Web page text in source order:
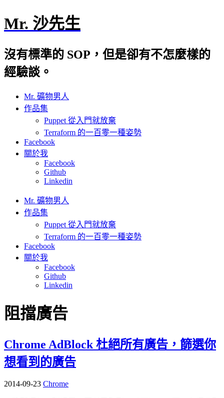
Mr. 沙先生
沒有標準的 SOP，但是卻有不怎麼樣的
經驗談。
Mr. 礦物男人
作品集
Puppet 從入門就放棄
Terraform 的一百零一種姿勢
Facebook
關於我
Facebook
Github
Linkedin
Mr. 礦物男人
作品集
Puppet 從入門就放棄
Terraform 的一百零一種姿勢
Facebook
關於我
Facebook
Github
Linkedin
阻擋廣告
Chrome AdBlock 杜絕所有廣告，篩選你
想看到的廣告
2014-09-23 Chrome